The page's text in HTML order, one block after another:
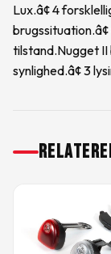
Lux.â¢ 4
tilstand.Nugget II
synlighed.â¢ 3